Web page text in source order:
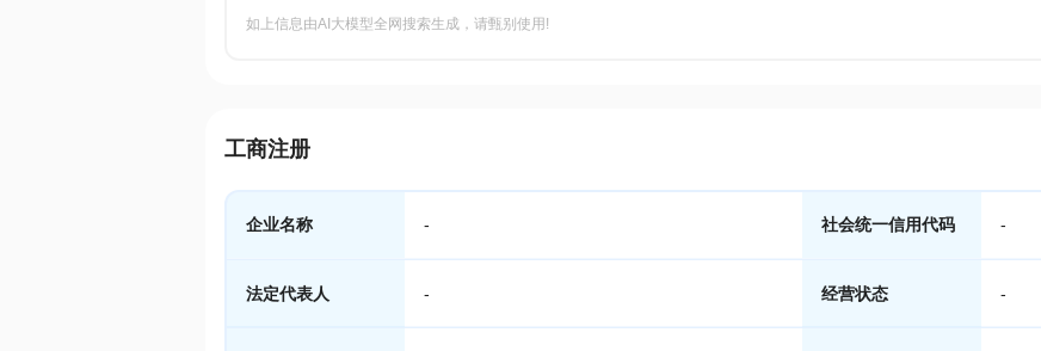
如上信息由AI大模型全网搜索生成，请甄别使用!
工商注册
企业名称 - 社会统一信用代码 -
法定代表人 - 经营状态 -